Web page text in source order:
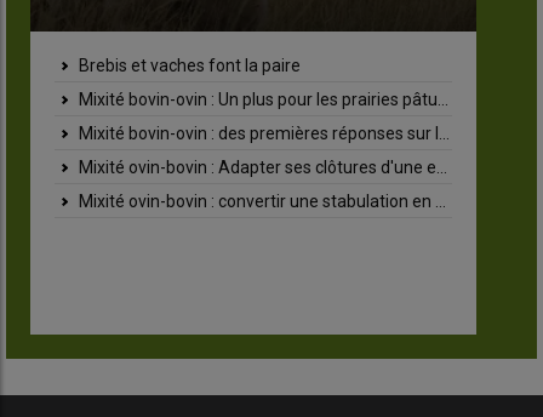
et vaches font la paire
bovin-ovin : Un plus pour les prairies pâturées
bovin-ovin : des premières réponses sur le parasitisme qui restent à confirmer
ovin-bovin : Adapter ses clôtures d'une espèce à l'autre
ovin-bovin : convertir une stabulation en bergerie